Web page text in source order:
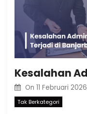
On 11 Februari 2026
Tak Berkategori